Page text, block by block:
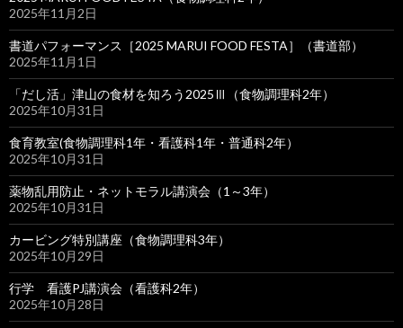
2025年11月2日
書道パフォーマンス［2025 MARUI FOOD FESTA］（書道部）
2025年11月1日
「だし活」津山の食材を知ろう2025Ⅲ（食物調理科2年）
2025年10月31日
食育教室(食物調理科1年・看護科1年・普通科2年）
2025年10月31日
薬物乱用防止・ネットモラル講演会（1～3年）
2025年10月31日
カービング特別講座（食物調理科3年）
2025年10月29日
行学 看護PJ講演会（看護科2年）
2025年10月28日